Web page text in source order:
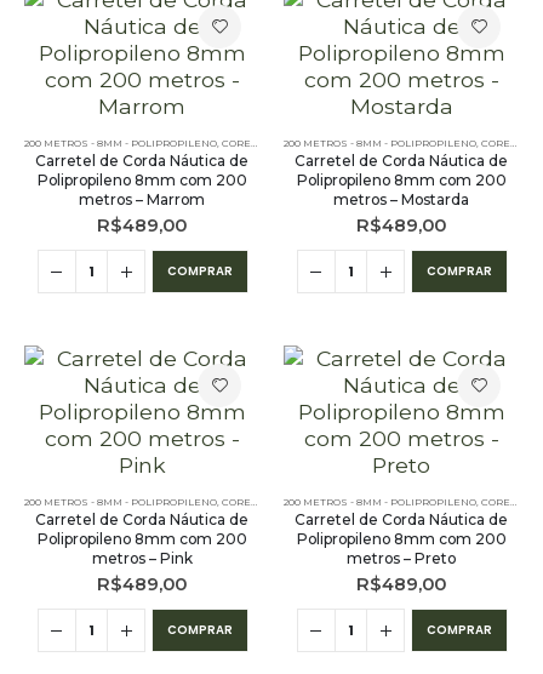
200 METROS - 8MM - POLIPROPILENO, CORES LISAS - 200 METROS - 8MM - POLIPROPILENO
Carretel de Corda Náutica de
Polipropileno 8mm com 200
metros – Marrom
R$489,00
COMPRAR
200 METROS - 8MM - POLIPROPILENO, CORES LISAS - 200 METROS - 8MM - POLIPROPILENO
Carretel de Corda Náutica de
Polipropileno 8mm com 200
metros – Mostarda
R$489,00
COMPRAR
200 METROS - 8MM - POLIPROPILENO, CORES LISAS - 200 METROS - 8MM - POLIPROPILENO
Carretel de Corda Náutica de
Polipropileno 8mm com 200
metros – Pink
R$489,00
COMPRAR
200 METROS - 8MM - POLIPROPILENO, CORES LISAS - 200 METROS - 8MM - POLIPROPILENO
Carretel de Corda Náutica de
Polipropileno 8mm com 200
metros – Preto
R$489,00
COMPRAR